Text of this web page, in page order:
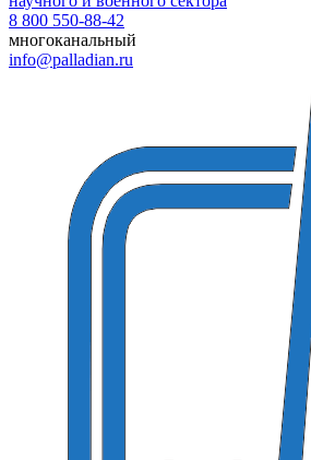
8 800 550-88-42
многоканальный
info@palladian.ru